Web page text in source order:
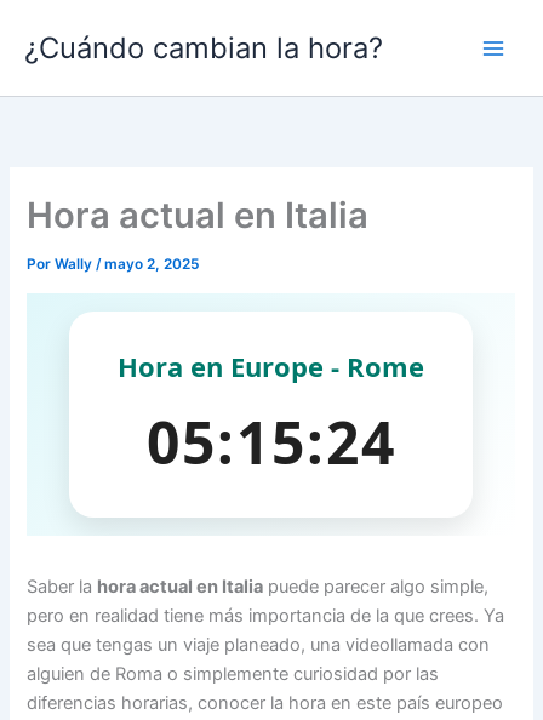
contenido
¿Cuándo cambian la hora?
Hora actual en Italia
PorWally/mayo 2, 2025
Saber la hora actual en Italia puede parecer algo simple,
pero en realidad tiene más importancia de la que crees. Ya
sea que tengas un viaje planeado, una videollamada con
alguien de Roma o simplemente curiosidad por las
diferencias horarias, conocer la hora en este país europeo